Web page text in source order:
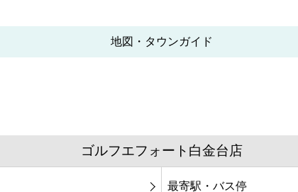
地図・タウンガイド
ゴルフエフォート白金台店
最寄駅・バス停